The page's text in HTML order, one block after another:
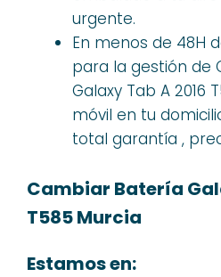
urgente.
En menos de 48H
para la gestión de
Galaxy Tab A 2016
móvil en tu
total garantía ,
Cambiar Batería
T585 Murcia
Estamos en: